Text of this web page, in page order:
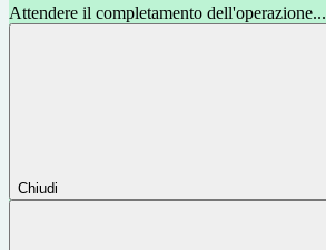
Attendere il completamento dell'operazione...
Chiudi